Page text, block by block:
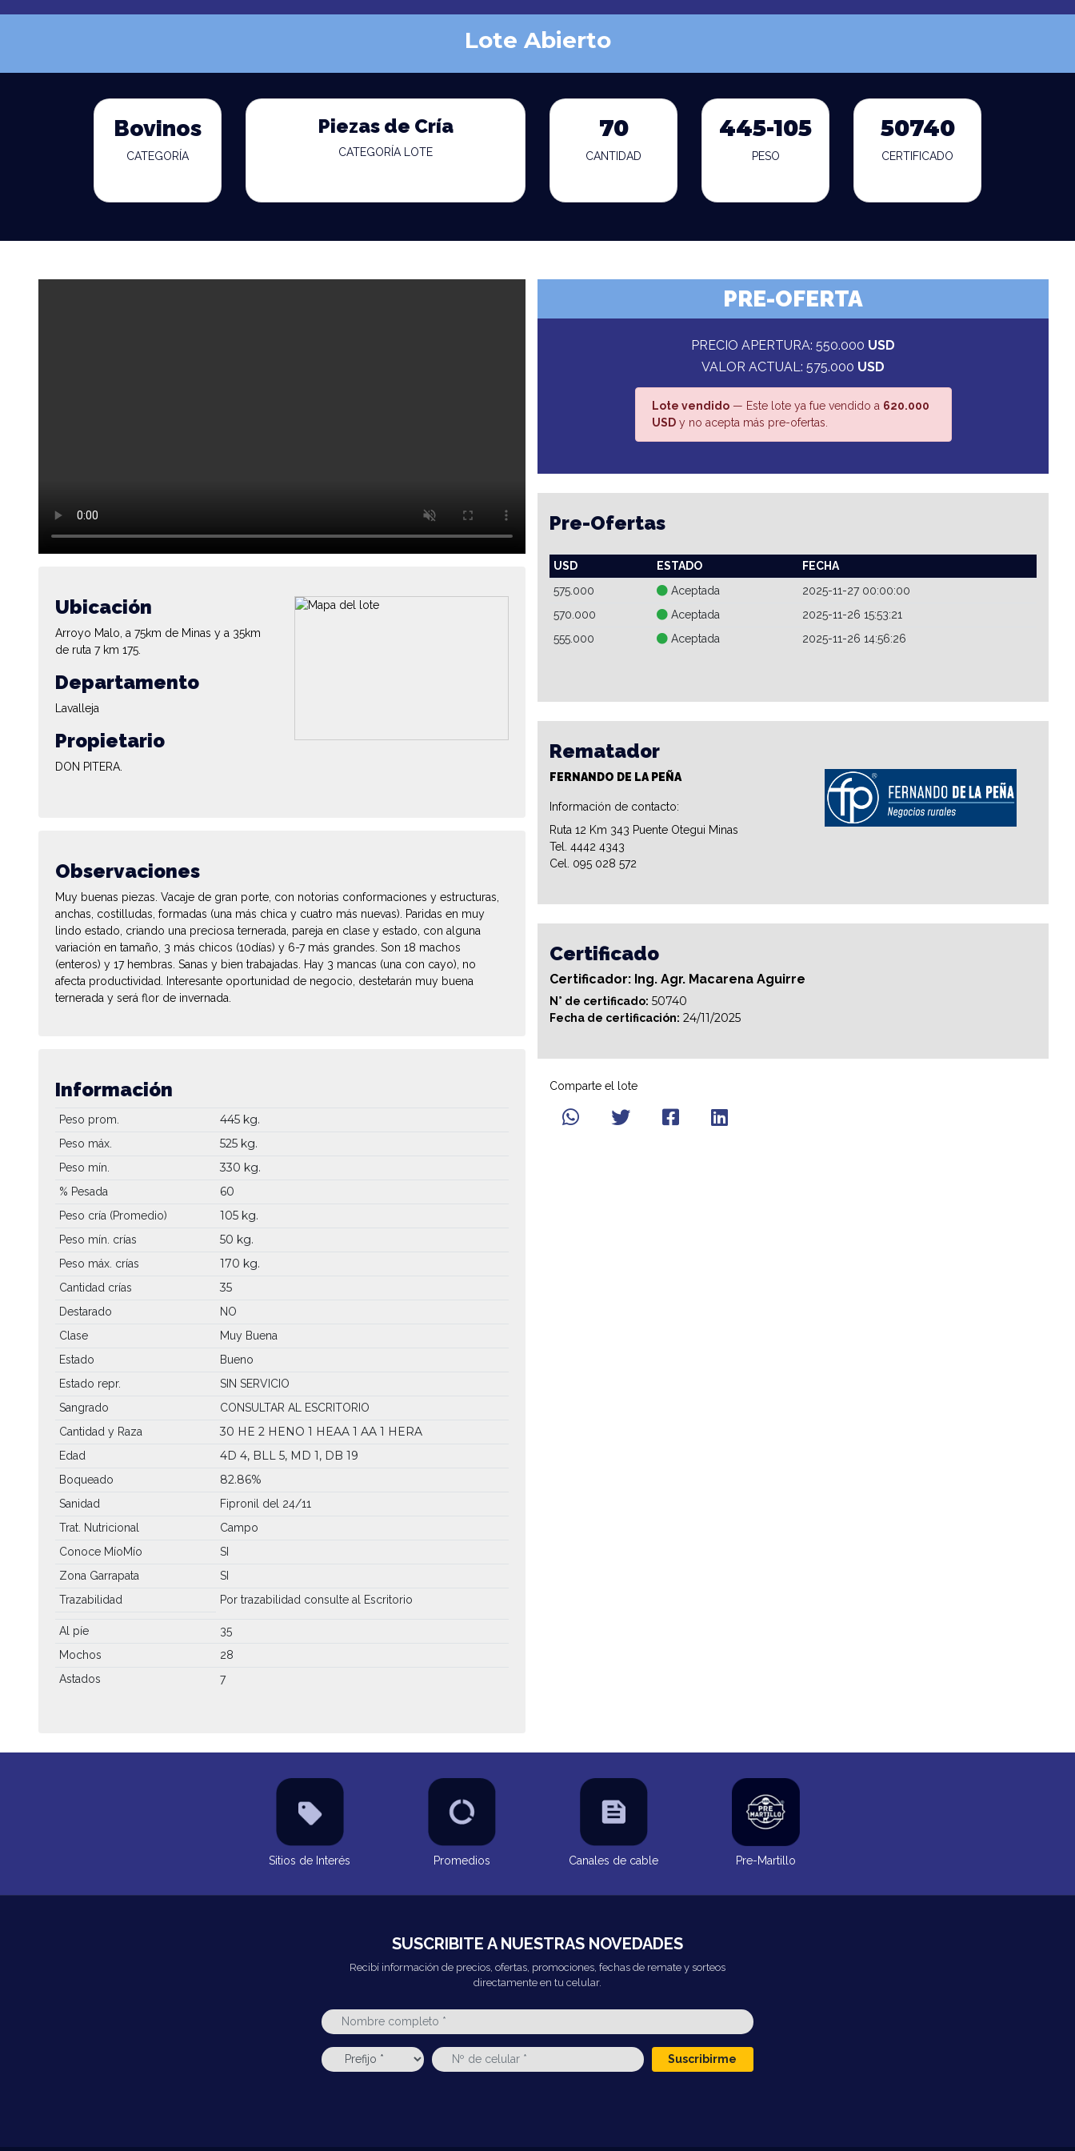
Lote Abierto
Bovinos
CATEGORÍA
Piezas de Cría
CATEGORÍA LOTE
70
CANTIDAD
445-105
PESO
50740
CERTIFICADO
Ubicación
Arroyo Malo, a 75km de Minas y a 35km
de ruta 7 km 175.
Departamento
Lavalleja
Propietario
DON PITERA.
Observaciones
Muy buenas piezas. Vacaje de gran porte, con notorias conformaciones y estructuras,
anchas, costilludas, formadas (una más chica y cuatro más nuevas). Paridas en muy
lindo estado, criando una preciosa ternerada, pareja en clase y estado, con alguna
variación en tamaño, 3 más chicos (10días) y 6-7 más grandes. Son 18 machos
(enteros) y 17 hembras. Sanas y bien trabajadas. Hay 3 mancas (una con cayo), no
afecta productividad. Interesante oportunidad de negocio, destetarán muy buena
ternerada y será flor de invernada.
Información
Peso prom. 445 kg.
Peso máx. 525 kg.
Peso mín. 330 kg.
% Pesada 60
Peso cría (Promedio) 105 kg.
Peso mín. crías 50 kg.
Peso máx. crías 170 kg.
Cantidad crías 35
Destarado
NO
Clase
Muy Buena
Estado
Bueno
Estado repr.
SIN SERVICIO
Sangrado
CONSULTAR AL ESCRITORIO
Cantidad y Raza
30 HE 2 HENO 1 HEAA 1 AA 1 HERA
Edad 4D 4, BLL 5, MD 1, DB 19
Boqueado 82.86%
Sanidad
Fipronil del 24/11
Trat. Nutricional
Campo
Conoce MíoMío
SI
Zona Garrapata
SI
Trazabilidad
Por trazabilidad consulte al Escritorio
Al píe
35
Mochos
28
Astados
7
PRE-OFERTA
PRECIO APERTURA: 550.000 USD
VALOR ACTUAL: 575.000 USD
Lote vendido— Este lote ya fue vendido a 620.000
USDy no acepta más pre-ofertas.
Pre-Ofertas
USD ESTADO
FECHA
575.000
Aceptada
2025-11-27 00:00:00
570.000
Aceptada
2025-11-26 15:53:21
555.000
Aceptada 2025-11-26 14:56:26
Rematador
FERNANDO DE LA PEÑA
Información de contacto:
Ruta 12 Km 343 Puente Otegui Minas
Tel. 4442 4343
Cel. 095 028 572
Certificado
Certificador: Ing. Agr. Macarena Aguirre
N° de certificado: 50740
Fecha de certificación: 24/11/2025
Comparte el lote
Sitios de Interés Promedios Canales de cable Pre-Martillo
SUSCRIBITE A NUESTRAS NOVEDADES
Recibí información de precios, ofertas, promociones, fechas de remate y sorteos
directamente en tu celular.
Suscribirme